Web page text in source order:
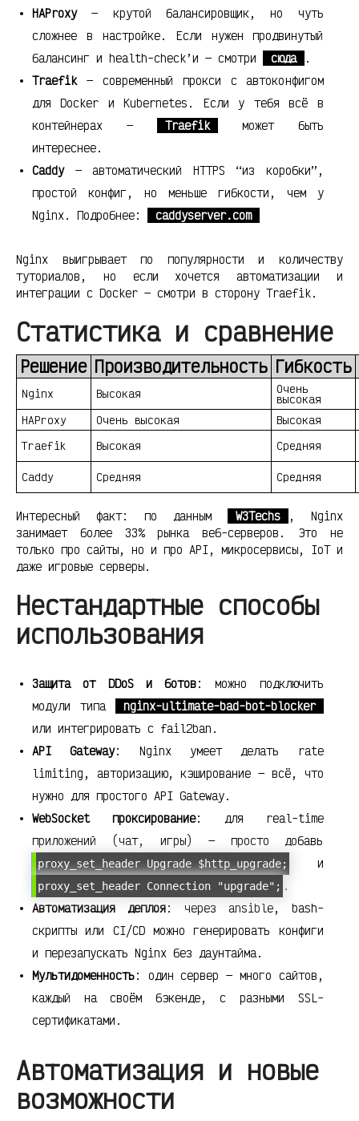
HAProxy— крутой балансировщик, но чуть
сложнее в настройке. Если нужен продвинутый
балансинг и health-check’и — смотри
сюда
.
Traefik— современный прокси с автоконфигом
для Docker и Kubernetes. Если у тебя всё в
контейнерах —
Traefik
может быть
интереснее.
Caddy— автоматический HTTPS “из коробки”,
простой конфиг, но меньше гибкости, чем у
Nginx. Подробнее:
caddyserver.com
Nginx выигрывает по популярности и количеству
туториалов, но если хочется автоматизации и
интеграции с Docker — смотри в сторону Traefik.
Статистика и сравнение
Решение Производительность Гибкость
Nginx Высокая Очень
высокая
HAProxy
Очень высокая
Высокая
Traefik
Высокая Средняя
Caddy Средняя Средняя
Интересный факт: по данным W3Techs
, Nginx
занимает более 33% рынка веб-серверов. Это не
только про сайты, но и про API, микросервисы, IoT и
даже игровые серверы.
Нестандартные способы
использования
Защита от DDoS и ботов: можно подключить
модули типа
nginx-ultimate-bad-bot-blocker
или интегрировать с fail2ban.
API Gateway: Nginx умеет делать rate
limiting, авторизацию, кэширование — всё, что
нужно для простого API Gateway.
WebSocket проксирование: для real-time
приложений (чат, игры) — просто добавь
proxy_set_header Upgrade $http_upgrade; и
proxy_set_header Connection "upgrade"; .
Автоматизация деплоя: через ansible, bash-
скрипты или CI/CD можно генерировать конфиги
и перезапускать Nginx без даунтайма.
Мультидоменность: один сервер — много сайтов,
каждый на своём бэкенде, с разными SSL-
сертификатами.
Автоматизация и новые
возможности